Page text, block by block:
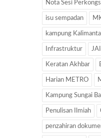
Nota Sesi
isu sempadan
kampung
Infrastruktur
Keratan Akhbar
Harian METRO
Kampung Sungai
Penulisan Ilmiah
penzahiran